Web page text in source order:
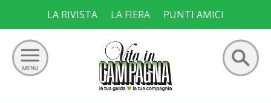
content
LA RIVISTA LA FIERA PUNTI AMICI